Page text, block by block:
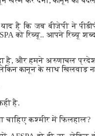
है कि जब बीजेपी ने
को रिव्यू.. आपने रिव्यू
है, और हमने अरुणाचल प्रदेश
कानून के साथ खिलवाड़
है.
चाहिए कश्मीर में फिलहाल?